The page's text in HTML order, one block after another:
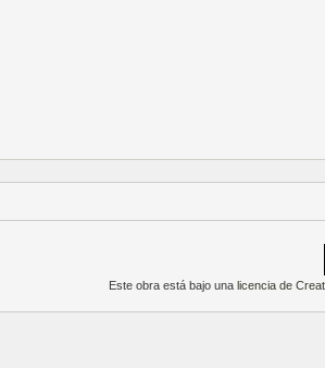
Este obra está bajo unalicencia de